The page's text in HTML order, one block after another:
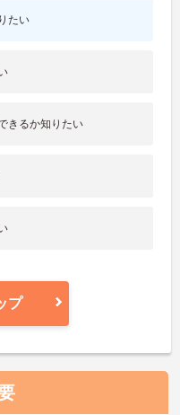
たい
きるか知りたい
プ